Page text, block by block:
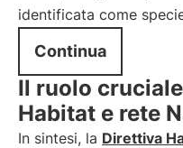
identificata come
Continua
Il ruolo
Habitat e rete
In sintesi, la Direttiva